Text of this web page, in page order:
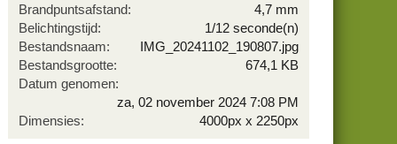
)
Brandpuntsafstand
4,7 mm
Belichtingstijd
1/12 seconde(n)
Bestandsnaam
IMG_20241102_190807.jpg
Bestandsgrootte
674,1 KB
Datum genomen
za, 02 november 2024 7:08 PM
Dimensies
4000px x 2250px